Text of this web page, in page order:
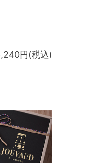
円(税込)